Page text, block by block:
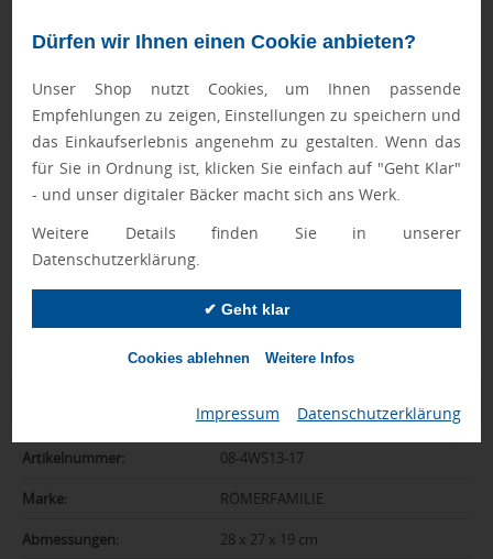
Dürfen wir Ihnen einen Cookie anbieten?
Unser Shop nutzt Cookies, um Ihnen passende
Empfehlungen zu zeigen, Einstellungen zu speichern und
das Einkaufserlebnis angenehm zu gestalten. Wenn das
für Sie in Ordnung ist, klicken Sie einfach auf "Geht Klar"
- und unser digitaler Bäcker macht sich ans Werk.
Weitere Details finden Sie in unserer
Datenschutzerklärung.
✔ Geht klar
Cookies ablehnen Weitere Infos
Impressum Datenschutzerklärung
Vera und Kamille komplettiert das Badeerlebnis und
garantiert Entspannung pur! Das XXL Geschenkset kommt
ansprechend verpackt in einem hochwertigen Weidenkorb.
Geprüft von Ewa
Nur Produkte, die unserenQualitätscheck bestehen,
schaffen es in den Shop.Mehr erfahren
Artikelnummer: 08-4WS13-17
Marke: RÖMERFAMILIE
Abmessungen: 28 x 27 x 19 cm